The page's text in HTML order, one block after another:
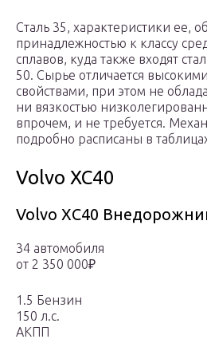
Сталь 35, характеристики ее,
принадлежностью к классу
сплавов, куда также входят
50. Сырье отличается
свойствами, при этом не
ни вязкостью
впрочем, и не требуется.
подробно расписаны в
Volvo XC40
Volvo XC40
34 автомобиля
от 2 350 000₽
1.5 Бензин
150 л.с.
АКПП